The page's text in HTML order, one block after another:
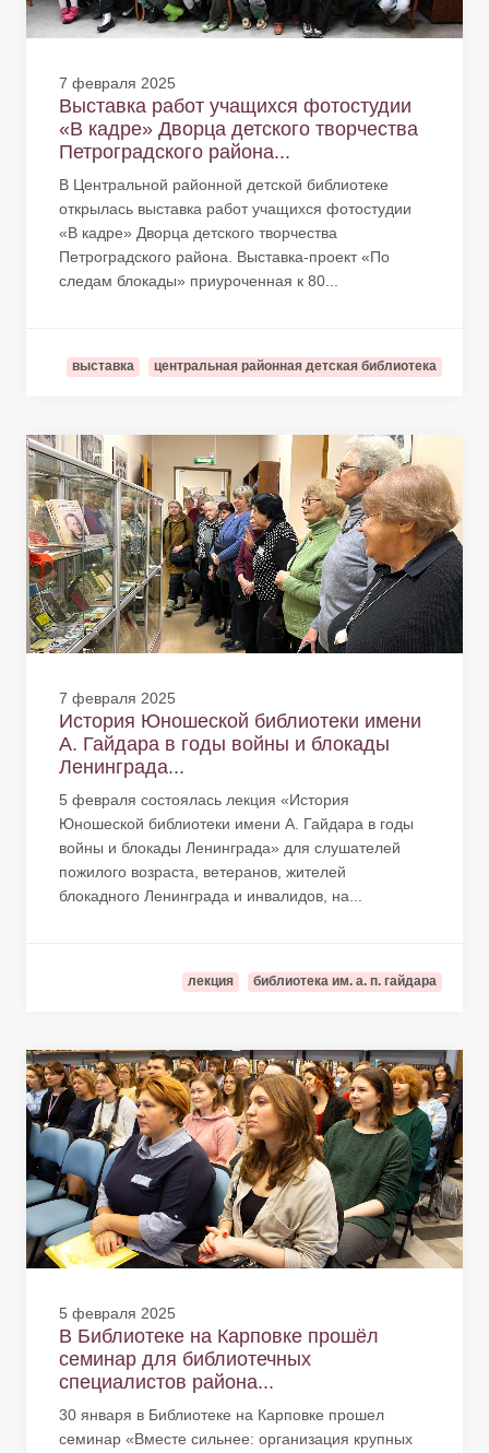
7 февраля 2025
Выставка работ учащихся фотостудии
«В кадре» Дворца детского творчества
Петроградского района...
В Центральной районной детской библиотеке
открылась выставка работ учащихся фотостудии
«В кадре» Дворца детского творчества
Петроградского района. Выставка-проект «По
следам блокады» приуроченная к 80...
выставка центральная районная детская библиотека
7 февраля 2025
История Юношеской библиотеки имени
А. Гайдара в годы войны и блокады
Ленинграда...
5 февраля состоялась лекция «История
Юношеской библиотеки имени А. Гайдара в годы
войны и блокады Ленинграда» для слушателей
пожилого возраста, ветеранов, жителей
блокадного Ленинграда и инвалидов, на...
лекция библиотека им. а. п. гайдара
5 февраля 2025
В Библиотеке на Карповке прошёл
семинар для библиотечных
специалистов района...
30 января в Библиотеке на Карповке прошел
семинар «Вместе сильнее: организация крупных